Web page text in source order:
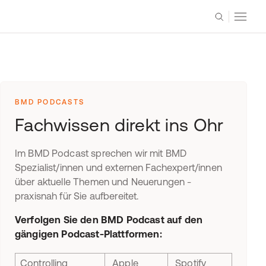
BMD PODCASTS
Fachwissen direkt ins Ohr
Im BMD Podcast sprechen wir mit BMD
Spezialist/innen und externen Fachexpert/innen
über aktuelle Themen und Neuerungen -
praxisnah für Sie aufbereitet.
Verfolgen Sie den BMD Podcast auf den
gängigen Podcast-Plattformen:
Controlling Apple Spotify